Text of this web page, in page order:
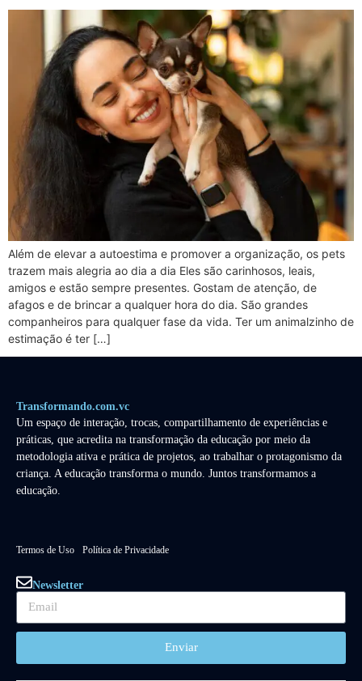
Além de elevar a autoestima e promover a organização, os pets
trazem mais alegria ao dia a dia Eles são carinhosos, leais,
amigos e estão sempre presentes. Gostam de atenção, de
afagos e de brincar a qualquer hora do dia. São grandes
companheiros para qualquer fase da vida. Ter um animalzinho de
estimação é ter […]
Transformando.com.vc
Um espaço de interação, trocas, compartilhamento de experiências e
práticas, que acredita na transformação da educação por meio da
metodologia ativa e prática de projetos, ao trabalhar o protagonismo da
criança. A educação transforma o mundo. Juntos transformamos a
educação.
Termos de Uso Política de Privacidade
Newsletter
Enviar